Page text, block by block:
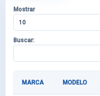
Mostrar
Buscar:
MARCA MODELO